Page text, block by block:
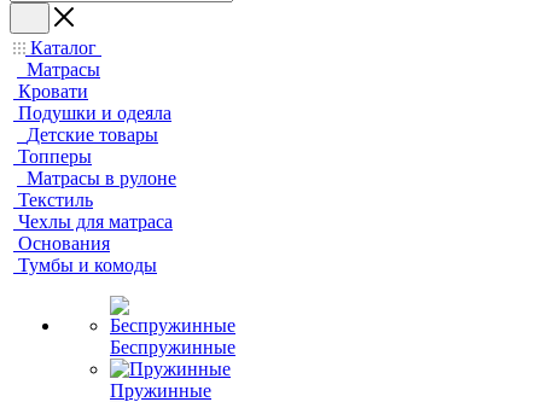
Каталог
Матрасы
Кровати
Подушки и одеяла
Детские товары
Топперы
Матрасы в рулоне
Текстиль
Чехлы для матраса
Основания
Тумбы и комоды
Беспружинные
Пружинные